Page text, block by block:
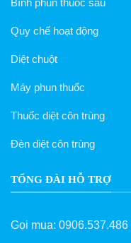
Bình phun thuốc sâu
Quy chế hoạt động
Diệt chuột
Máy phun thuốc
Thuốc diệt côn trùng
Đèn diệt côn trùng
TỔNG ĐÀI HỖ TRỢ
Gọi mua: 0906.537.486